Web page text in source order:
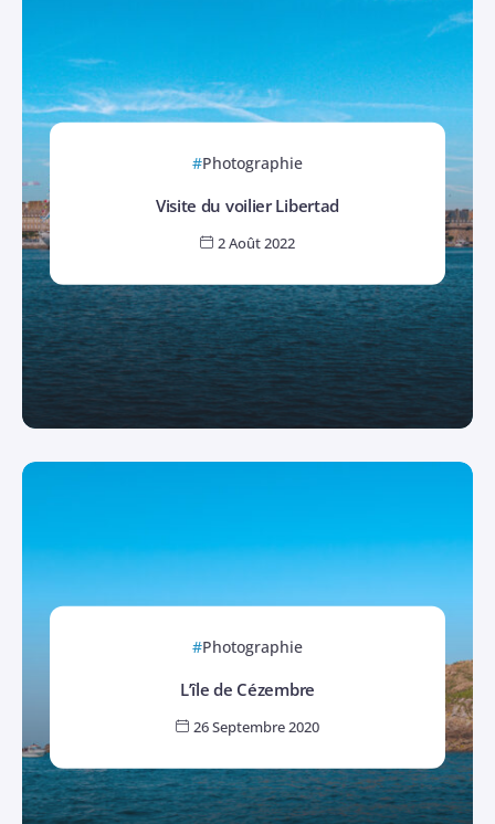
Photographie
Visite du voilier Libertad
2 Août 2022
Photographie
L’île de Cézembre
26 Septembre 2020